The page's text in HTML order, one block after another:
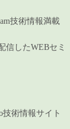
技術情報満載
信したWEBセミ
術情報サイト